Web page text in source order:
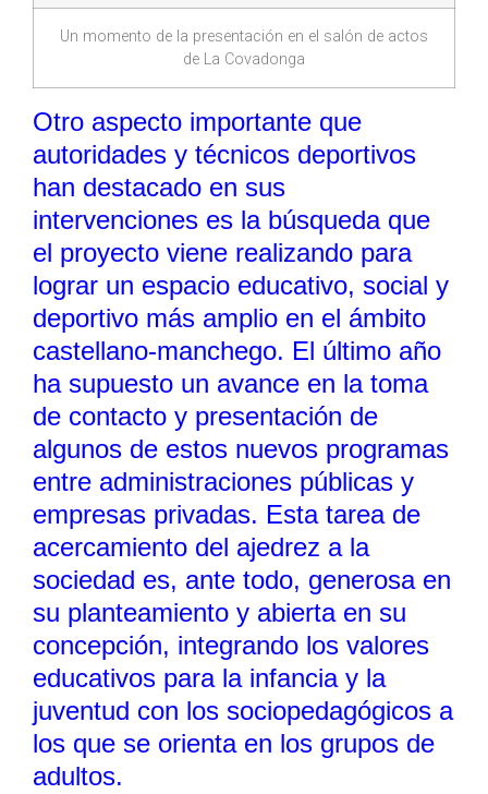
Un momento de la presentación en el salón de actos
de La Covadonga
Otro aspecto importante que
autoridades y técnicos deportivos
han destacado en sus
intervenciones es la búsqueda que
el proyecto viene realizando para
lograr un espacio educativo, social y
deportivo más amplio en el ámbito
castellano-manchego. El último año
ha supuesto un avance en la toma
de contacto y presentación de
algunos de estos nuevos programas
entre administraciones públicas y
empresas privadas. Esta tarea de
acercamiento del ajedrez a la
sociedad es, ante todo, generosa en
su planteamiento y abierta en su
concepción, integrando los valores
educativos para la infancia y la
juventud con los sociopedagógicos a
los que se orienta en los grupos de
adultos.